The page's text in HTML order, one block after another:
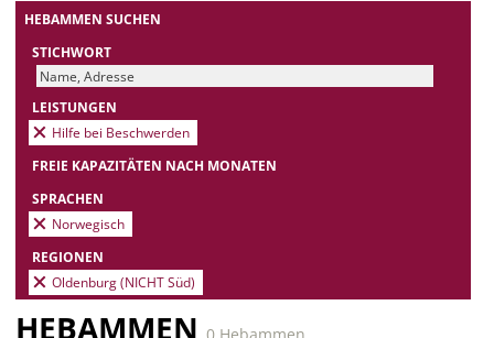
HEBAMMEN SUCHEN
STICHWORT
LEISTUNGEN
Hilfe bei Beschwerden
FREIE KAPAZITÄTEN NACH MONATEN
SPRACHEN
Norwegisch
REGIONEN
Oldenburg (NICHT Süd)
HEBAMMEN